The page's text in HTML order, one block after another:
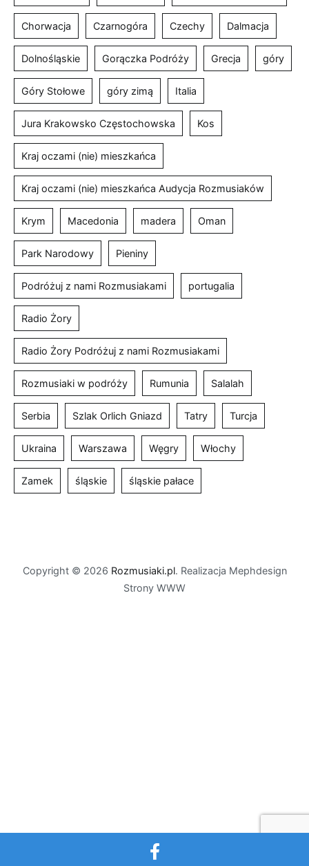
Chorwacja Czarnogóra Czechy Dalmacja
Dolnośląskie Gorączka Podróży Grecja góry
Góry Stołowe góry zimą Italia
Jura Krakowsko Częstochowska Kos
Kraj oczami (nie) mieszkańca
Kraj oczami (nie) mieszkańca Audycja Rozmusiaków
Krym Macedonia madera Oman
Park Narodowy Pieniny
Podróżuj z nami Rozmusiakami portugalia
Radio Żory
Radio Żory Podróżuj z nami Rozmusiakami
Rozmusiaki w podróży Rumunia Salalah
Serbia Szlak Orlich Gniazd Tatry Turcja
Ukraina Warszawa Węgry Włochy
Zamek śląskie śląskie pałace
Copyright © 2026 Rozmusiaki.pl. Realizacja Mephdesign
Strony WWW